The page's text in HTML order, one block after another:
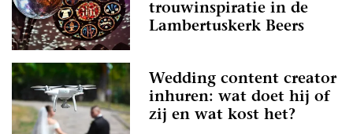
trouwinspiratie in de
Lambertuskerk Beers
Wedding content creator
inhuren: wat doet hij of
zij en wat kost het?